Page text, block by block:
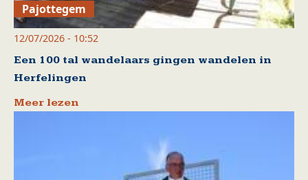
Pajottegem
12/07/2026 - 10:52
Een 100 tal wandelaars gingen wandelen in
Herfelingen
Meer lezen